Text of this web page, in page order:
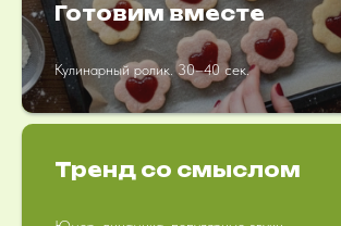
Готовим вместе
Кулинарный ролик. 30–40 сек.
Тренд со смыслом